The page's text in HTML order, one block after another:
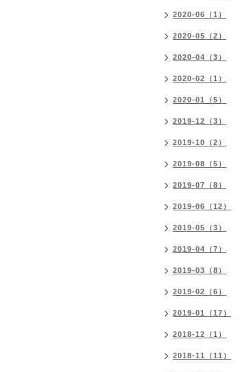
2020-06（1）
2020-05（2）
2020-04（3）
2020-02（1）
2020-01（5）
2019-12（3）
2019-10（2）
2019-08（5）
2019-07（8）
2019-06（12）
2019-05（3）
2019-04（7）
2019-03（8）
2019-02（6）
2019-01（17）
2018-12（1）
2018-11（11）